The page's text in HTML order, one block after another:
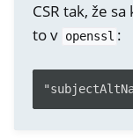
CSR tak, že
to v openssl :